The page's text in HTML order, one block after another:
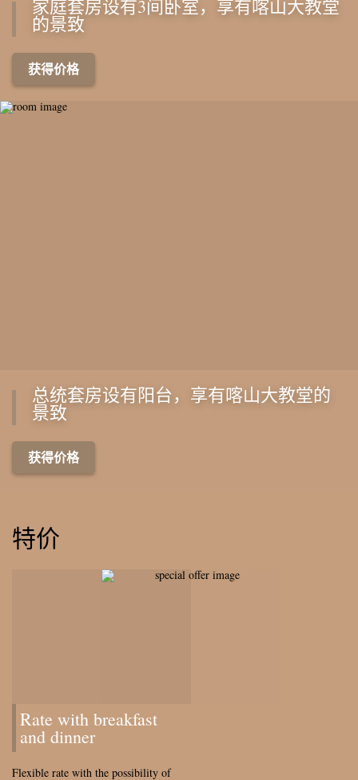
家庭套房设有3间卧室，享有喀山大教堂
的景致
获得价格
总统套房设有阳台，享有喀山大教堂的
景致
获得价格
特价
Rate with breakfast
and dinner
Flexible rate with the possibility of